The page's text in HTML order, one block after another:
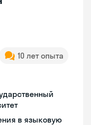
10 лет опыта
в языковую